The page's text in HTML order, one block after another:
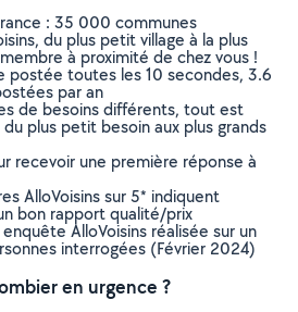
: 35 000 communes
du plus petit village à la plus
à proximité de chez vous !
postée toutes les 10 secondes, 3.6
par an
de besoins différents, tout est
du plus petit besoin aux plus grands
recevoir une première réponse à
AlloVoisins sur 5* indiquent
bon rapport qualité/prix
AlloVoisins réalisée sur un
interrogées (Février 2024)
en urgence ?